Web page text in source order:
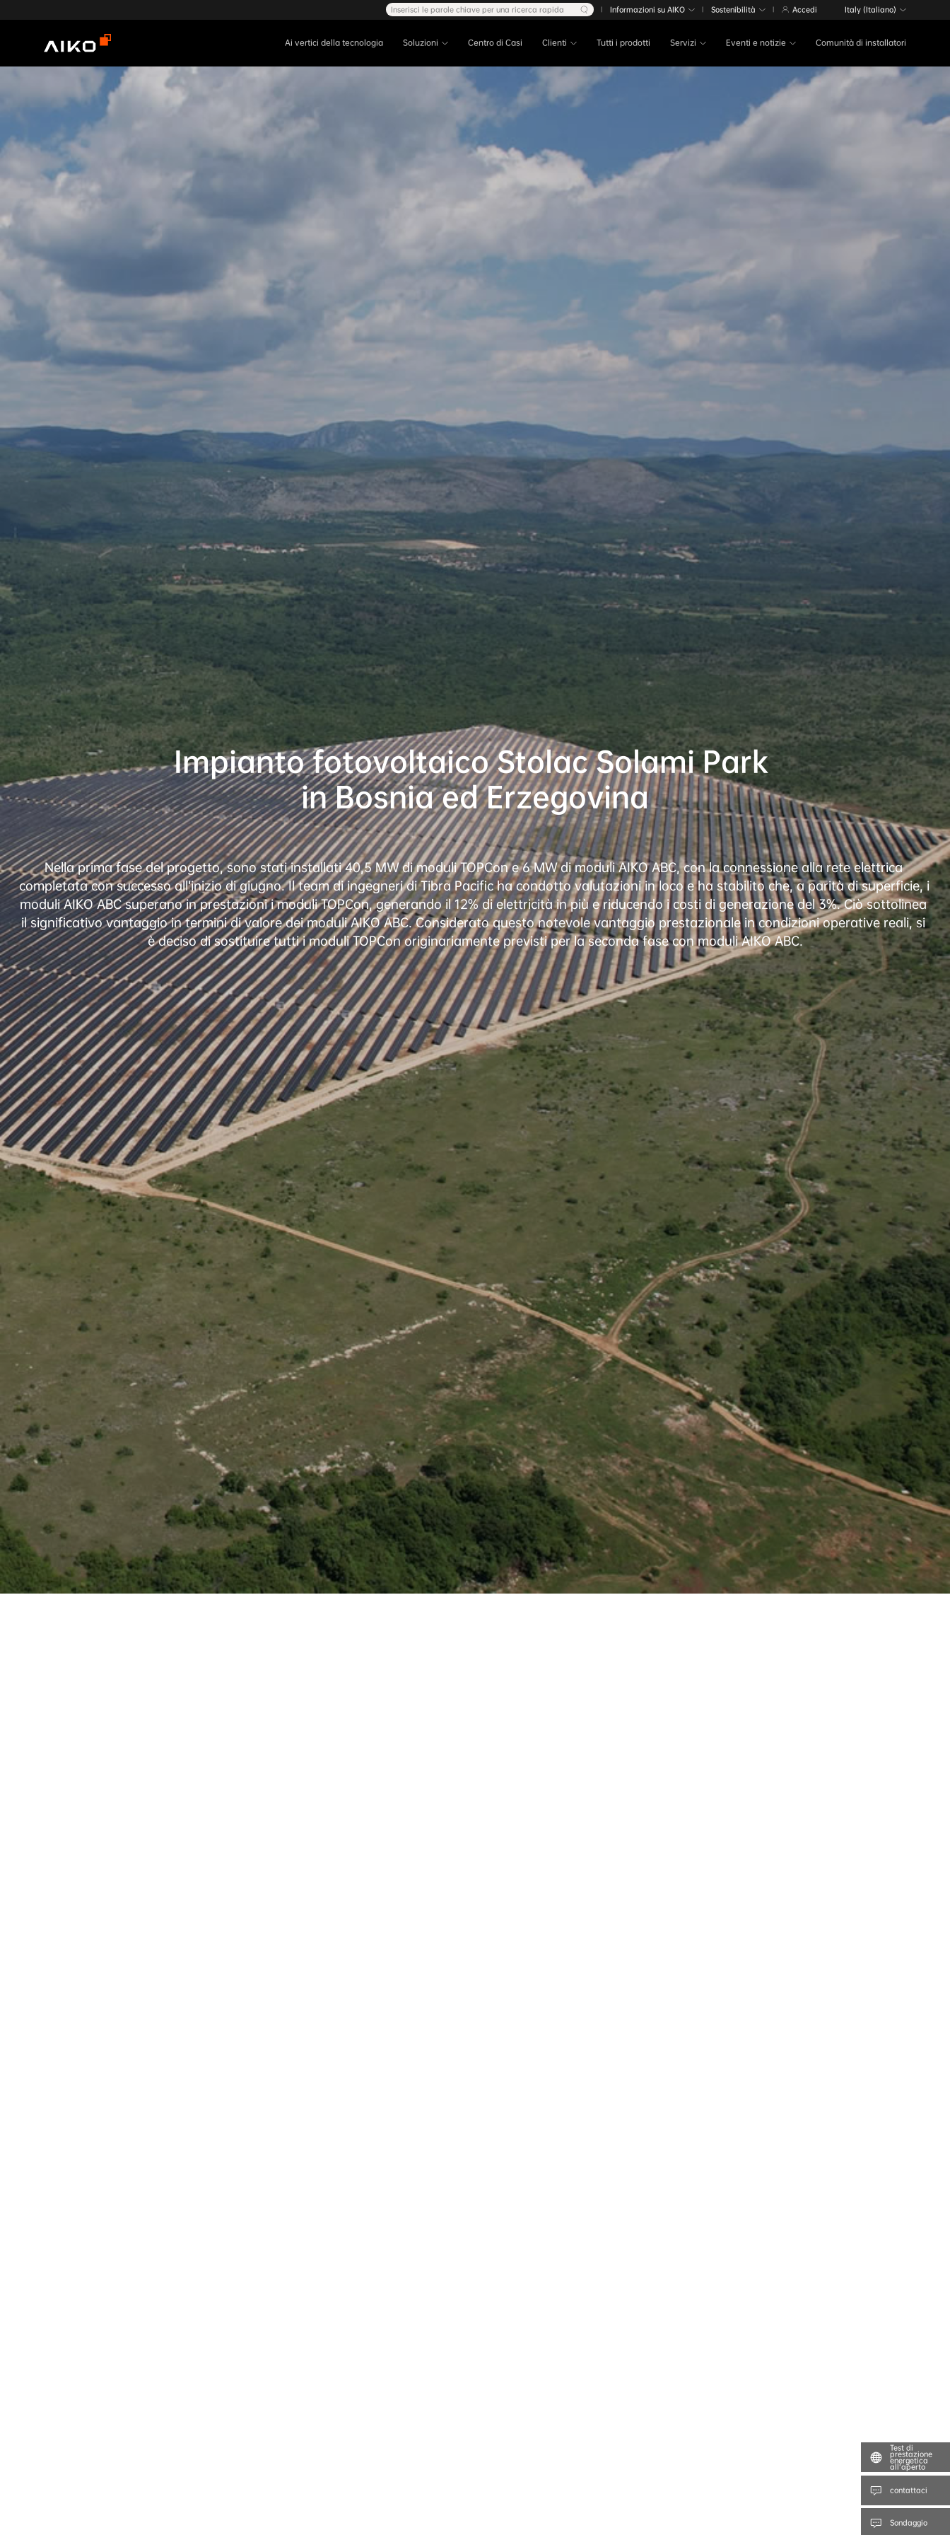
Ai vertici della tecnologia Soluzioni Centro di Casi Clienti Tutti i prodotti Servizi Eventi e notizie Comunità di installatori
Inserisci le parole chiave per una ricerca rapida | Informazioni su AIKO | Sostenibilità | Accedi Italy (Italiano)
Impianto fotovoltaico Stolac Solami Park
in Bosnia ed Erzegovina
Nella prima fase del progetto, sono stati installati 40,5 MW di moduli TOPCon e 6 MW di moduli AIKO ABC, con la connessione alla rete elettrica
completata con successo all’inizio di giugno. Il team di ingegneri di Tibra Pacific ha condotto valutazioni in loco e ha stabilito che, a parità di superficie, i
moduli AIKO ABC superano in prestazioni i moduli TOPCon, generando il 12% di elettricità in più e riducendo i costi di generazione del 3%. Ciò sottolinea
il significativo vantaggio in termini di valore dei moduli AIKO ABC. Considerato questo notevole vantaggio prestazionale in condizioni operative reali, si
Test di
prestazione
energetica
all’aperto
contattaci
Sondaggio